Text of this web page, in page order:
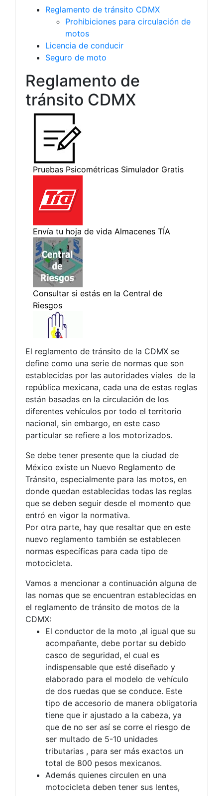
Reglamento de tránsito CDMX
Prohibiciones para circulación de
motos
Licencia de conducir
Seguro de moto
Reglamento de
tránsito CDMX
El reglamento de tránsito de la CDMX se
define como una serie de normas que son
establecidas por las autoridades viales de la
república mexicana, cada una de estas reglas
están basadas en la circulación de los
diferentes vehículos por todo el territorio
nacional, sin embargo, en este caso
particular se refiere a los motorizados.
Se debe tener presente que la ciudad de
México existe un Nuevo Reglamento de
Tránsito, especialmente para las motos, en
donde quedan establecidas todas las reglas
que se deben seguir desde el momento que
entró en vigor la normativa.
Por otra parte, hay que resaltar que en este
nuevo reglamento también se establecen
normas específicas para cada tipo de
motocicleta.
Vamos a mencionar a continuación alguna de
las nomas que se encuentran establecidas en
el reglamento de tránsito de motos de la
CDMX:
El conductor de la moto ,al igual que su
acompañante, debe portar su debido
casco de seguridad, el cual es
indispensable que esté diseñado y
elaborado para el modelo de vehículo
de dos ruedas que se conduce. Este
tipo de accesorio de manera obligatoria
tiene que ir ajustado a la cabeza, ya
que de no ser así se corre el riesgo de
ser multado de 5-10 unidades
tributarias , para ser más exactos un
total de 800 pesos mexicanos.
Además quienes circulen en una
motocicleta deben tener sus lentes,